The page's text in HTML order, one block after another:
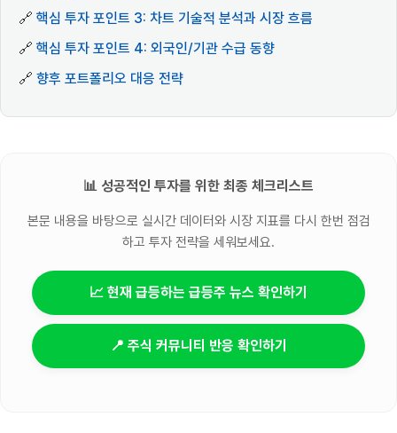
🔗 핵심 투자 포인트 3: 차트 기술적 분석과 시장 흐름
🔗 핵심 투자 포인트 4: 외국인/기관 수급 동향
🔗 향후 포트폴리오 대응 전략
📊 성공적인 투자를 위한 최종 체크리스트
본문 내용을 바탕으로 실시간 데이터와 시장 지표를 다시 한번 점검
하고 투자 전략을 세워보세요.
📈 현재 급등하는 급등주 뉴스 확인하기
📍 주식 커뮤니티 반응 확인하기